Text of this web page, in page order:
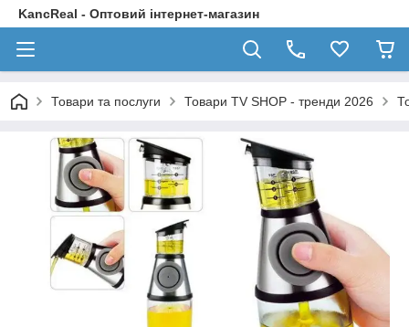
KancReal - Оптовий інтернет-магазин
Товари та послуги Товари TV SHOP - тренди 2026